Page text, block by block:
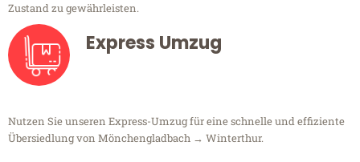
Zustand zu gewährleisten.
Express Umzug
Nutzen Sie unseren Express-Umzug für eine schnelle und effiziente
Übersiedlung von Mönchengladbach → Winterthur.